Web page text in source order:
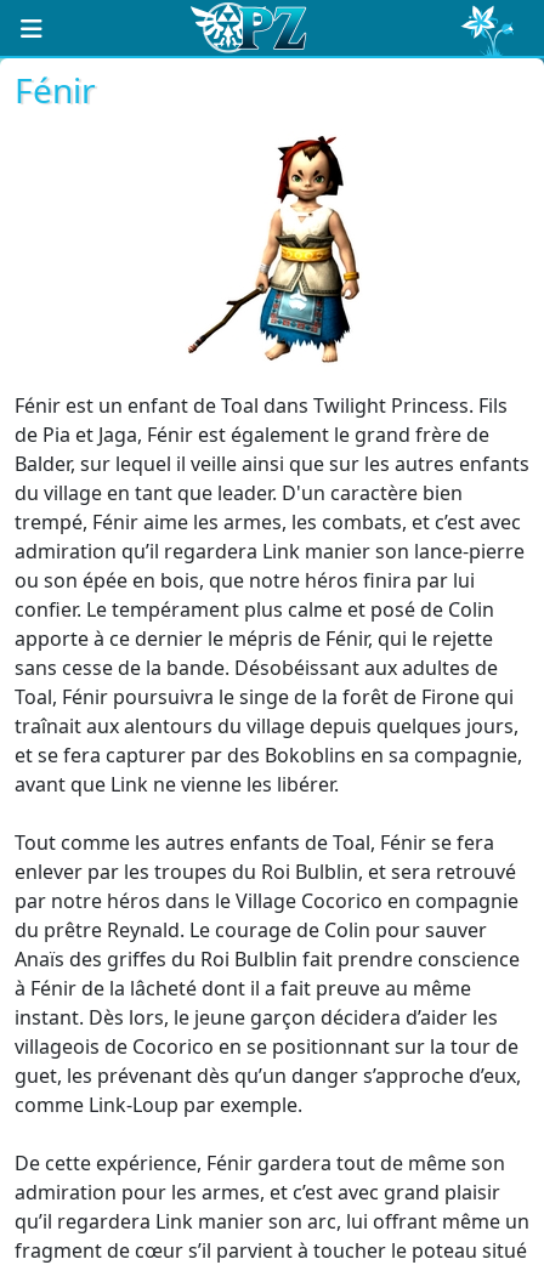
Fénir
Fénir est un enfant de Toal dans Twilight Princess. Fils
de Pia et Jaga, Fénir est également le grand frère de
Balder, sur lequel il veille ainsi que sur les autres enfants
du village en tant que leader. D'un caractère bien
trempé, Fénir aime les armes, les combats, et c’est avec
admiration qu’il regardera Link manier son lance-pierre
ou son épée en bois, que notre héros finira par lui
confier. Le tempérament plus calme et posé de Colin
apporte à ce dernier le mépris de Fénir, qui le rejette
sans cesse de la bande. Désobéissant aux adultes de
Toal, Fénir poursuivra le singe de la forêt de Firone qui
traînait aux alentours du village depuis quelques jours,
et se fera capturer par des Bokoblins en sa compagnie,
avant que Link ne vienne les libérer.
Tout comme les autres enfants de Toal, Fénir se fera
enlever par les troupes du Roi Bulblin, et sera retrouvé
par notre héros dans le Village Cocorico en compagnie
du prêtre Reynald. Le courage de Colin pour sauver
Anaïs des griffes du Roi Bulblin fait prendre conscience
à Fénir de la lâcheté dont il a fait preuve au même
instant. Dès lors, le jeune garçon décidera d’aider les
villageois de Cocorico en se positionnant sur la tour de
guet, les prévenant dès qu’un danger s’approche d’eux,
comme Link-Loup par exemple.
De cette expérience, Fénir gardera tout de même son
admiration pour les armes, et c’est avec grand plaisir
qu’il regardera Link manier son arc, lui offrant même un
fragment de cœur s’il parvient à toucher le poteau situé